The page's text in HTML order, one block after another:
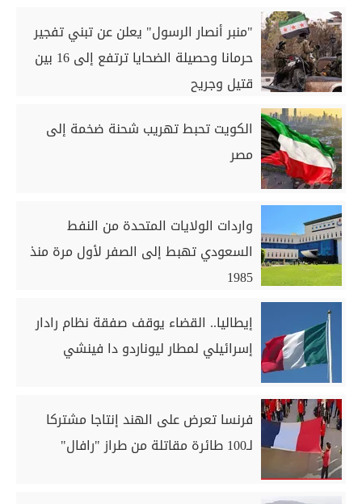
"منبر أنصار الرسول" يعلن عن تبني تفجير
حرمانا وحصيلة الضحايا ترتفع إلى 16 بين
قتيل وجريح
الكويت تحبط تهريب شحنة ضخمة إلى
مصر
واردات الولايات المتحدة من النفط
السعودي تهبط إلى الصفر لأول مرة منذ
1985
إيطاليا.. القضاء يوقف صفقة نظام رادار
إسرائيلي لمطار ليوناردو دا فينشي
فرنسا تعرض على الهند إنتاجا مشتركا
لـ100 طائرة مقاتلة من طراز "رافال"